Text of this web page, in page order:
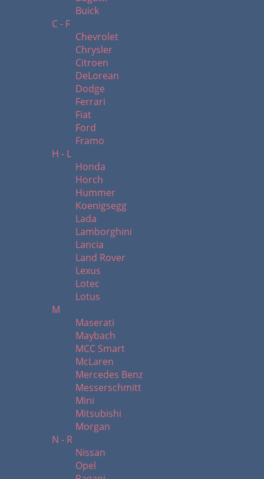
Buick
C - F
Chevrolet
Chrysler
Citroen
DeLorean
Dodge
Ferrari
Fiat
Ford
Framo
H - L
Honda
Horch
Hummer
Koenigsegg
Lada
Lamborghini
Lancia
Land Rover
Lexus
Lotec
Lotus
M
Maserati
Maybach
MCC Smart
McLaren
Mercedes Benz
Messerschmitt
Mini
Mitsubishi
Morgan
N - R
Nissan
Opel